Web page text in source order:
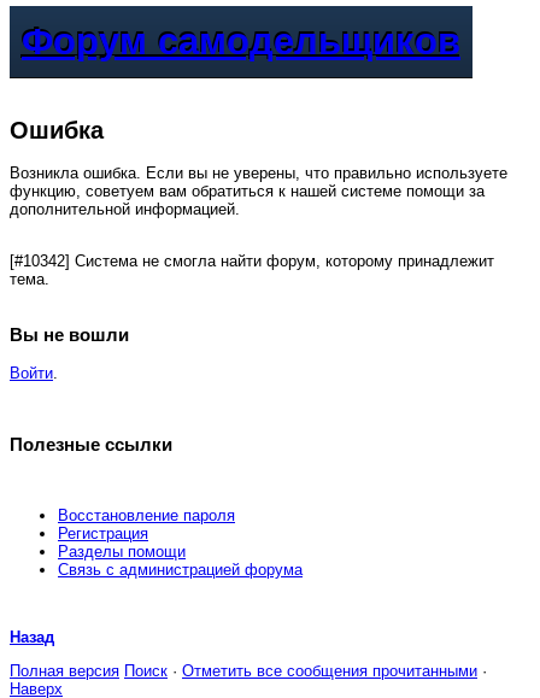
Форум самодельщиков
Ошибка
Возникла ошибка. Если вы не уверены, что правильно используете
функцию, советуем вам обратиться к нашей системе помощи за
дополнительной информацией.
[#10342] Система не смогла найти форум, которому принадлежит
тема.
Вы не вошли
Войти
Полезные ссылки
Восстановление пароля
Регистрация
Разделы помощи
Связь с администрацией форума
Назад
Полная версия Поиск · Отметить все сообщения прочитанными ·
Наверх